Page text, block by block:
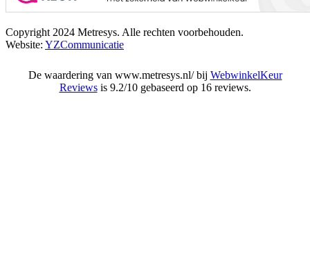
Copyright 2024 Metresys. Alle rechten voorbehouden.
Website: YZCommunicatie
De waardering van www.metresys.nl/ bij WebwinkelKeur
Reviewsis 9.2/10 gebaseerd op 16 reviews.